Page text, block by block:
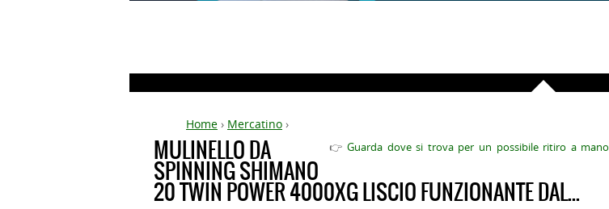
Home › Mercatino ›
👉 Guarda dove si trova per un possibile ritiro a mano
MULINELLO DA
SPINNING SHIMANO
20 TWIN POWER 4000XG LISCIO FUNZIONANTE DAL...